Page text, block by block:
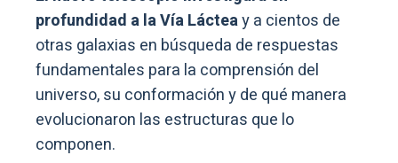
profundidad a la Vía Lácteay a cientos de
otras galaxias en búsqueda de respuestas
fundamentales para la comprensión del
universo, su conformación y de qué manera
evolucionaron las estructuras que lo
componen.